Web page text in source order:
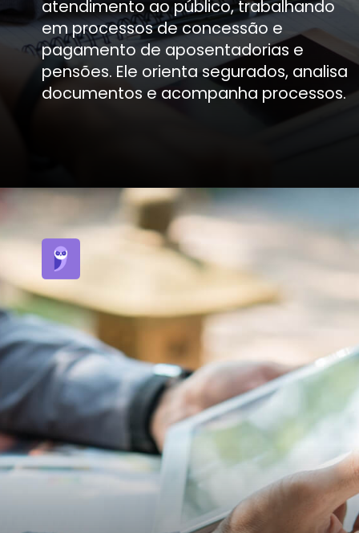
atendimento ao público,
em processos de
pagamento de
pensões. Ele orienta
documentos e